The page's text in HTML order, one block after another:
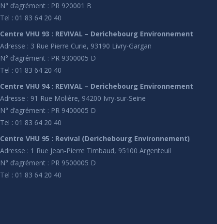
N° d’agrément : PR 920001 B
Tel : 01 83 64 20 40
Centre VHU 93 : REVIVAL – Derichebourg Environnement
Adresse : 3 Rue Pierre Curie, 93190 Livry-Gargan
N° d’agrément : PR 9300005 D
Tel : 01 83 64 20 40
Centre VHU 94 : REVIVAL – Derichebourg Environnement
Adresse : 91 Rue Molière, 94200 Ivry-sur-Seine
N° d’agrément : PR 9400005 D
Tel : 01 83 64 20 40
Centre VHU 95 : Revival (Derichebourg Environnement)
Adresse : 1 Rue Jean-Pierre Timbaud, 95100 Argenteuil
N° d’agrément : PR 9500005 D
Tel : 01 83 64 20 40